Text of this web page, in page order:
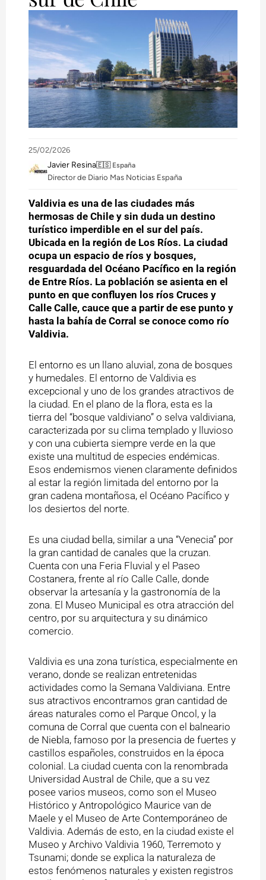
25/02/2026
Javier Resina🇪🇸 España
Director de Diario Mas Noticias España
Valdivia es una de las ciudades más
hermosas de Chile y sin duda un destino
turístico imperdible en el sur del país.
Ubicada en la región de Los Ríos. La ciudad
ocupa un espacio de ríos y bosques,
resguardada del Océano Pacífico en la región
de Entre Ríos. La población se asienta en el
punto en que confluyen los ríos Cruces y
Calle Calle, cauce que a partir de ese punto y
hasta la bahía de Corral se conoce como río
Valdivia.
El entorno es un llano aluvial, zona de bosques
y humedales. El entorno de Valdivia es
excepcional y uno de los grandes atractivos de
la ciudad. En el plano de la flora, esta es la
tierra del “bosque valdiviano” o selva valdiviana,
caracterizada por su clima templado y lluvioso
y con una cubierta siempre verde en la que
existe una multitud de especies endémicas.
Esos endemismos vienen claramente definidos
al estar la región limitada del entorno por la
gran cadena montañosa, el Océano Pacífico y
los desiertos del norte.
Es una ciudad bella, similar a una “Venecia” por
la gran cantidad de canales que la cruzan.
Cuenta con una Feria Fluvial y el Paseo
Costanera, frente al río Calle Calle, donde
observar la artesanía y la gastronomía de la
zona. El Museo Municipal es otra atracción del
centro, por su arquitectura y su dinámico
comercio.
Valdivia es una zona turística, especialmente en
verano, donde se realizan entretenidas
actividades como la Semana Valdiviana. Entre
sus atractivos encontramos gran cantidad de
áreas naturales como el Parque Oncol, y la
comuna de Corral que cuenta con el balneario
de Niebla, famoso por la presencia de fuertes y
castillos españoles, construidos en la época
colonial. La ciudad cuenta con la renombrada
Universidad Austral de Chile, que a su vez
posee varios museos, como son el Museo
Histórico y Antropológico Maurice van de
Maele y el Museo de Arte Contemporáneo de
Valdivia. Además de esto, en la ciudad existe el
Museo y Archivo Valdivia 1960, Terremoto y
Tsunami; donde se explica la naturaleza de
estos fenómenos naturales y existen registros